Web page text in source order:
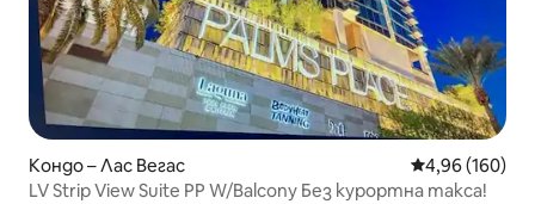
Кондо – Лас Вегас Средна
4,96 (160)
LV Strip View Suite PP W/Balcony Без курортна такса!